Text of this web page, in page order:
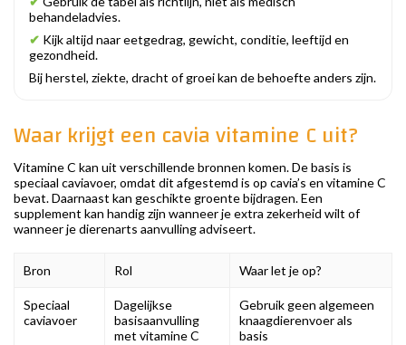
behandeladvies.
✔ Kijk altijd naar eetgedrag, gewicht, conditie, leeftijd en
gezondheid.
Bij herstel, ziekte, dracht of groei kan de behoefte anders zijn.
Waar krijgt een cavia vitamine C uit?
Vitamine C kan uit verschillende bronnen komen. De basis is
speciaal caviavoer, omdat dit afgestemd is op cavia’s en vitamine C
bevat. Daarnaast kan geschikte groente bijdragen. Een
supplement kan handig zijn wanneer je extra zekerheid wilt of
wanneer je dierenarts aanvulling adviseert.
Bron Rol Waar let je op?
Speciaal
caviavoer
Dagelijkse
basisaanvulling
met vitamine C
Gebruik geen algemeen
knaagdierenvoer als
basis